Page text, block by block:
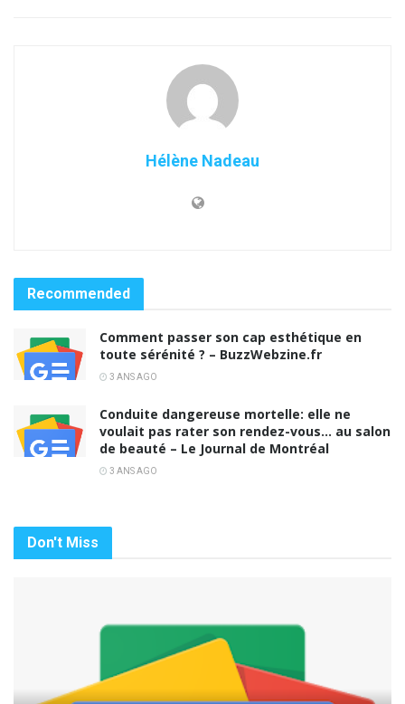
Hélène Nadeau
Recommended
Comment passer son cap esthétique en
toute sérénité ? – BuzzWebzine.fr
3 ANS AGO
Conduite dangereuse mortelle: elle ne
voulait pas rater son rendez-vous… au salon
de beauté – Le Journal de Montréal
3 ANS AGO
Don't Miss